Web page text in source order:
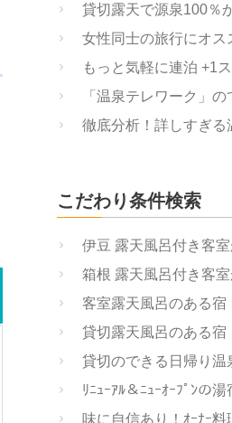
貸切露天で源泉100％
女性同士の旅行にオス
もっと気軽に連泊 +1
「温泉テレワーク」
徹底分析！詳しすぎる
こだわり条件検索
伊豆 露天風呂付き客
箱根 露天風呂付き客
客室露天風呂のある宿
貸切露天風呂のある宿
貸切のできる日帰り温
ﾘﾆｭｰｱﾙ＆ﾆｭｰｵｰﾌﾟﾝの湯
味に自信あり！ｵｰﾅｰ料